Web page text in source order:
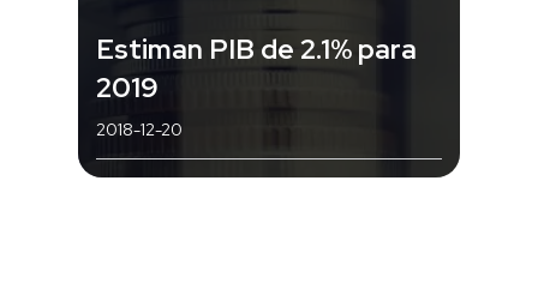
Estiman PIB de 2.1% para
2019
2018-12-20